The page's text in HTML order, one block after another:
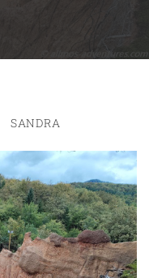
SANDRA